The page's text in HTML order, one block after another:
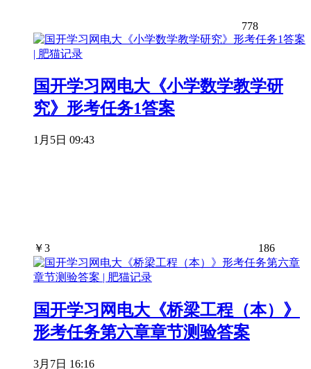
778
国开学习网电大《小学数学教学研
究》形考任务1答案
1月5日 09:43
￥3 186
国开学习网电大《桥梁工程（本）》
形考任务第六章章节测验答案
3月7日 16:16